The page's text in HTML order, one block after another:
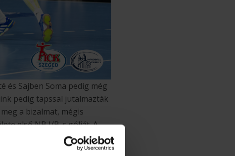
és Sajben Soma pedig még
pedig tapssal jutalmazták
a bizalmat, mégis
első NB I/B-s gólját. A
szélről -, és ha már jött,
első győzelme, fontos két